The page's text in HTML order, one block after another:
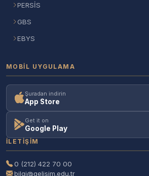
PERSİS
GBS
EBYS
MOBIL UYGULAMA
Şuradan indirin
App Store
Get it on
Google Play
İLETIŞIM
0 (212) 422 70 00
bilgi@gelisim.edu.tr